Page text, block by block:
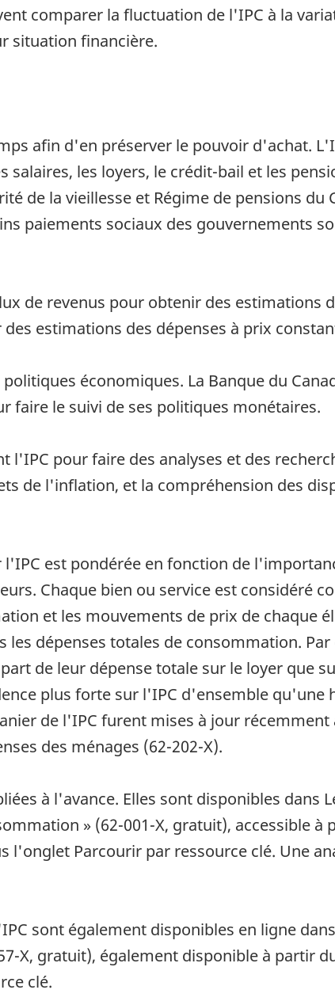
comparer la fluctuation de l'IPC à la
situation financière.
afin d'en préserver le pouvoir d'achat.
les loyers, le crédit-bail et les
de la vieillesse et Régime de pensions du
paiements sociaux des gouvernements
de revenus pour obtenir des estimations
estimations des dépenses à prix
économiques. La Banque du
faire le suivi de ses politiques monétaires.
l'IPC pour faire des analyses et des
de l'inflation, et la compréhension des
est pondérée en fonction de
Chaque bien ou service est considéré
et les mouvements de prix de chaque
dépenses totales de consommation. Par
de leur dépense totale sur le loyer que
plus forte sur l'IPC d'ensemble qu'une
de l'IPC furent mises à jour récemment
des ménages (62-202-X).
à l'avance. Elles sont disponibles dans
» (62-001-X, gratuit), accessible à
l'onglet Parcourir par ressource clé. Une
sont également disponibles en ligne
X, gratuit), également disponible à partir
clé.